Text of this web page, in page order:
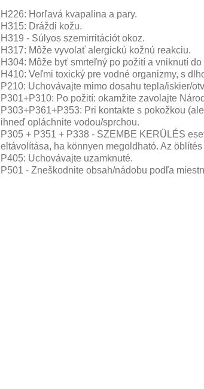
H226: Horľavá kvapalina a pary.
H315: Dráždi kožu.
H319 - Súlyos szemirritációt okoz.
H317: Môže vyvolať alergickú kožnú reakciu.
H304: Môže byť smrteľný po požití a vniknutí
H410: Veľmi toxický pre vodné organizmy, s
P210: Uchovávajte mimo dosahu tepla/iskier/
P301+P310: Po požití: okamžite zavolajte
P303+P361+P353: Pri kontakte s pokožkou
ihneď opláchnite vodou/sprchou.
P305 + P351 + P338 - SZEMBE KERÜLÉS
eltávolítása, ha könnyen megoldható. Az öblítés
P405: Uchovávajte uzamknuté.
P501 - Zneškodnite obsah/nádobu podľa